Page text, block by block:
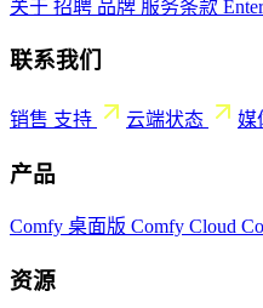
关于 招聘 品牌 服务条款
联系我们
销售 支持 云端状态 媒
产品
Comfy 桌面版 Comfy Cloud
资源